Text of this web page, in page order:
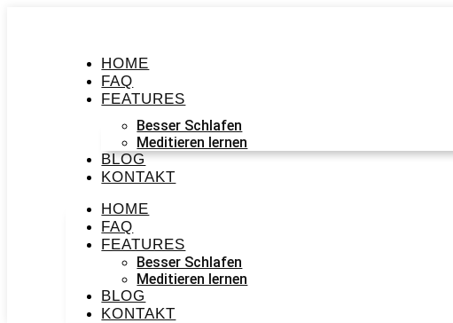
HOME
FAQ
FEATURES
Besser Schlafen
Meditieren lernen
BLOG
KONTAKT
HOME
FAQ
FEATURES
Besser Schlafen
Meditieren lernen
BLOG
KONTAKT